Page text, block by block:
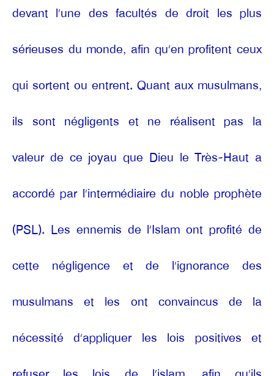
devant l’une des facultés de droit les plus
sérieuses du monde, afin qu’en profitent ceux
qui sortent ou entrent. Quant aux musulmans,
ils sont négligents et ne réalisent pas la
valeur de ce joyau que Dieu le Très-Haut a
accordé par l’intermédiaire du noble prophète
(PSL). Les ennemis de l’Islam ont profité de
cette négligence et de l’ignorance des
musulmans et les ont convaincus de la
nécessité d’appliquer les lois positives et